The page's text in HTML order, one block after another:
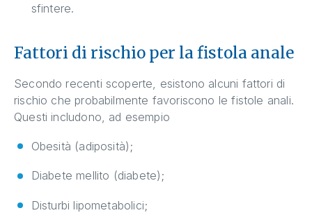
sfintere.
Fattori di rischio per la fistola anale
Secondo recenti scoperte, esistono alcuni fattori di
rischio che probabilmente favoriscono le fistole anali.
Questi includono, ad esempio
Obesità (adiposità);
Diabete mellito (diabete);
Disturbi lipometabolici;